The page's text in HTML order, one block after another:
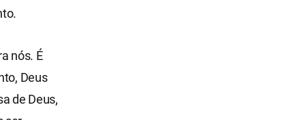
nós. É
Deus
de Deus,